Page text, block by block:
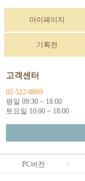
마이페이지
기획전
고객센터
02-522-0869
평일 09:30 ~ 18:00
토요일 10:00 ~ 18:00
PC버전